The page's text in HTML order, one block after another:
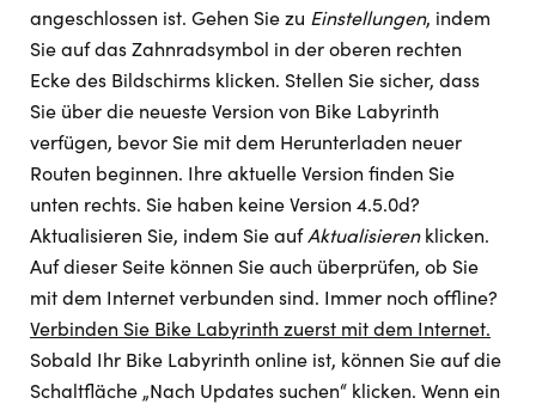
angeschlossen ist. Gehen Sie zu Einstellungen, indem
Sie auf das Zahnradsymbol in der oberen rechten
Ecke des Bildschirms klicken. Stellen Sie sicher, dass
Sie über die neueste Version von Bike Labyrinth
verfügen, bevor Sie mit dem Herunterladen neuer
Routen beginnen. Ihre aktuelle Version finden Sie
unten rechts. Sie haben keine Version 4.5.0d?
Aktualisieren Sie, indem Sie auf Aktualisierenklicken.
Auf dieser Seite können Sie auch überprüfen, ob Sie
mit dem Internet verbunden sind. Immer noch offline?
Verbinden Sie Bike Labyrinth zuerst mit dem Internet.
Sobald Ihr Bike Labyrinth online ist, können Sie auf die
Schaltfläche „Nach Updates suchen“ klicken. Wenn ein